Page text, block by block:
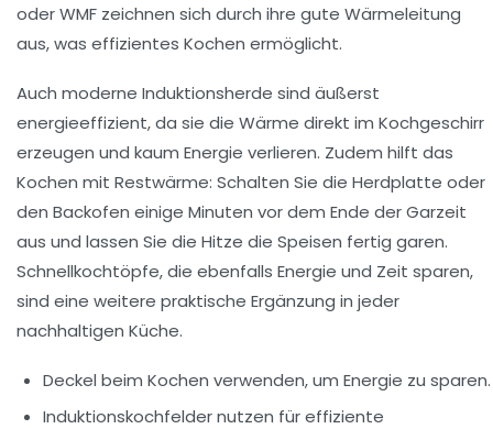
oderWMF zeichnen sich durch ihre gute Wärmeleitung
aus, was effizientes Kochen ermöglicht.
Auch moderne Induktionsherde sind äußerst
energieeffizient, da sie die Wärme direkt im Kochgeschirr
erzeugen und kaum Energie verlieren. Zudem hilft das
Kochen mit Restwärme: Schalten Sie die Herdplatte oder
den Backofen einige Minuten vor dem Ende der Garzeit
aus und lassen Sie die Hitze die Speisen fertig garen.
Schnellkochtöpfe, die ebenfalls Energie und Zeit sparen,
sind eine weitere praktische Ergänzung in jeder
nachhaltigen Küche.
Deckel beim Kochen verwenden, um Energie zu sparen.
Induktionskochfelder nutzen für effiziente